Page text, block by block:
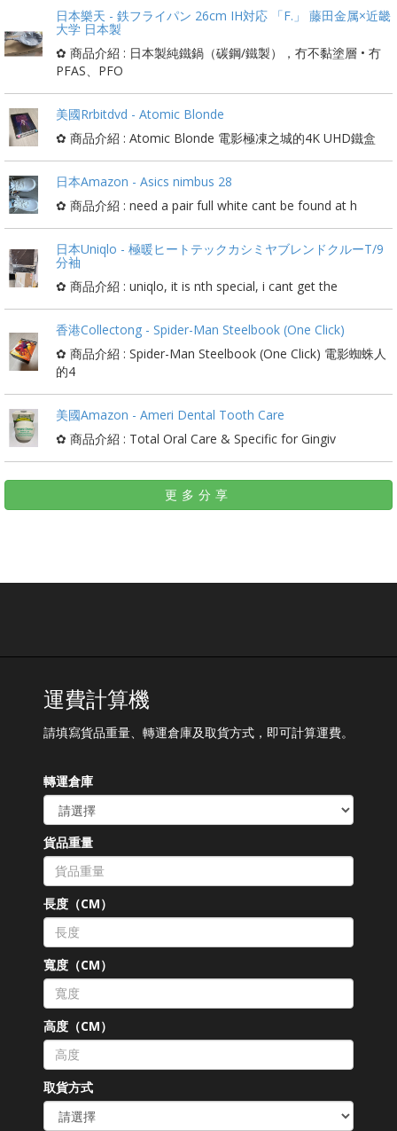
日本樂天 - 鉄フライパン 26cm IH対応 「F.」 藤田金属×近畿
大学 日本製
✿ 商品介紹 : 日本製純鐵鍋（碳鋼/鐵製），冇不黏塗層 • 冇
PFAS、PFO
美國Rrbitdvd - Atomic Blonde
✿ 商品介紹 : Atomic Blonde 電影極凍之城的4K UHD鐵盒
日本Amazon - Asics nimbus 28
✿ 商品介紹 : need a pair full white cant be found at h
日本Uniqlo - 極暖ヒートテックカシミヤブレンドクルーT/9
分袖
✿ 商品介紹 : uniqlo, it is nth special, i cant get the
香港Collectong - Spider-Man Steelbook (One Click)
✿ 商品介紹 : Spider-Man Steelbook (One Click) 電影蜘蛛人
的4
美國Amazon - Ameri Dental Tooth Care
✿ 商品介紹 : Total Oral Care & Specific for Gingiv
更多分享
運費計算機
請填寫貨品重量、轉運倉庫及取貨方式，即可計算運費。
轉運倉庫
貨品重量
長度（CM）
寬度（CM）
高度（CM）
取貨方式